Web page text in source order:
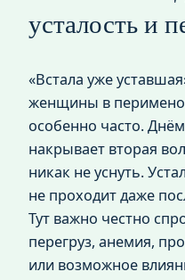
усталость и
«Встала уже
женщины в
особенно часто.
накрывает вторая
никак не уснуть.
не проходит даже
Тут важно честно
перегруз, анемия,
или возможное